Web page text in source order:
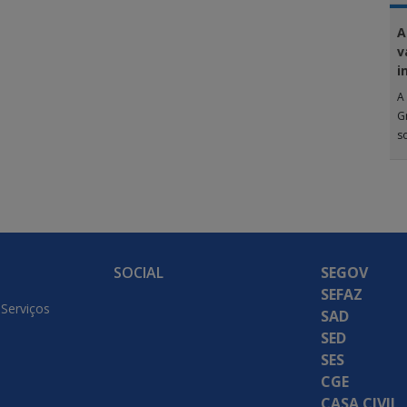
A
SOCIAL
SEGOV
SEFAZ
SAD
SED
SES
CGE